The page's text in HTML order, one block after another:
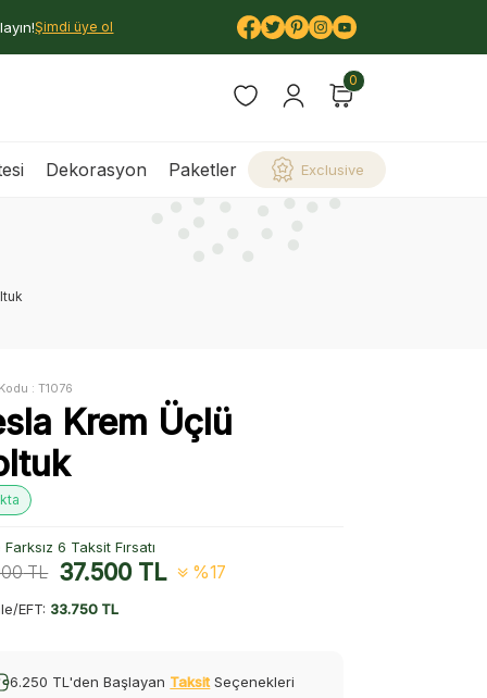
Şimdi üye ol
0
Dekorasyon Paketler Exclusive
:T1076
Krem Üçlü
6 Taksit Fırsatı
TL 37.500TL %17
EFT: 33.750 TL
6.250 TL'den Başlayan Taksit Seçenekleri